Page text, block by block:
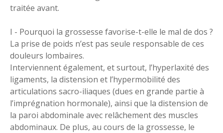
traitée avant.
I - Pourquoi la grossesse favorise-t-elle le mal de dos ?
La prise de poids n’est pas seule responsable de ces
douleurs lombaires.
Interviennent également, et surtout, l’hyperlaxité des
ligaments, la distension et l’hypermobilité des
articulations sacro-iliaques (dues en grande partie à
l’imprégnation hormonale), ainsi que la distension de
la paroi abdominale avec relâchement des muscles
abdominaux. De plus, au cours de la grossesse, le